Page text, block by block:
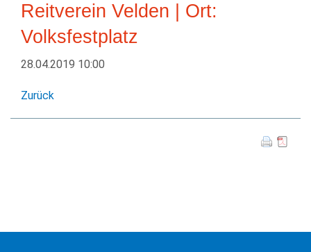
GESCHICHTE
LEBEN+WOHNEN
Reitverein Velden | Ort:
Volksfestplatz
28.04.2019 10:00
Zurück